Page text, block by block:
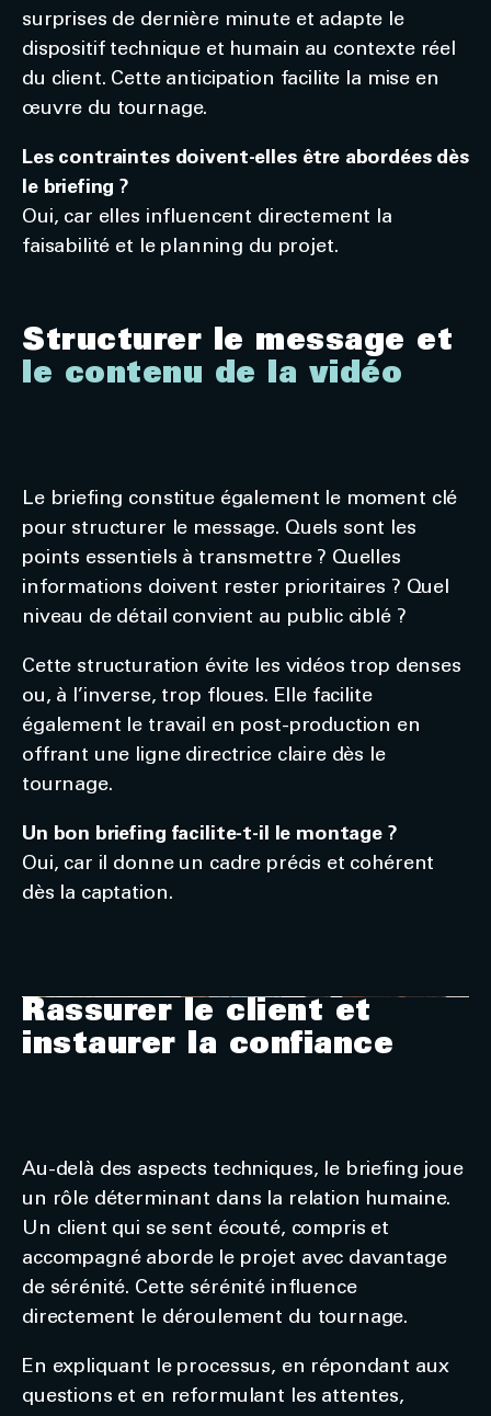
surprises de dernière minute et adapte le
dispositif technique et humain au contexte réel
du client. Cette anticipation facilite la mise en
œuvre du tournage.
Les contraintes doivent-elles être abordées dès
le briefing ?
Oui, car elles influencent directement la
faisabilité et le planning du projet.
Structurer le message et
le contenu de la vidéo
Le briefing constitue également le moment clé
pour structurer le message. Quels sont les
points essentiels à transmettre ? Quelles
informations doivent rester prioritaires ? Quel
niveau de détail convient au public ciblé ?
Cette structuration évite les vidéos trop denses
ou, à l’inverse, trop floues. Elle facilite
également le travail en post-production en
offrant une ligne directrice claire dès le
tournage.
Un bon briefing facilite-t-il le montage ?
Oui, car il donne un cadre précis et cohérent
dès la captation.
Rassurer le client et
instaurer la confiance
Au-delà des aspects techniques, le briefing joue
un rôle déterminant dans la relation humaine.
Un client qui se sent écouté, compris et
accompagné aborde le projet avec davantage
de sérénité. Cette sérénité influence
directement le déroulement du tournage.
En expliquant le processus, en répondant aux
questions et en reformulant les attentes,